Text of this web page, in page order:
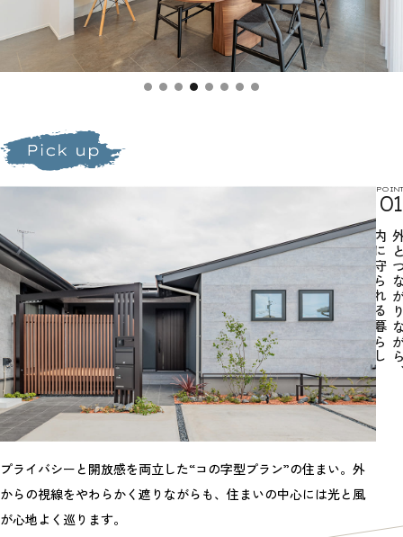
POINT
01
外とつ
内に守られる暮らし
プライバシーと開放感を両立した“コの字型プラン”の住まい。外
からの視線をやわらかく遮りながらも、住まいの中心には光と風
が心地よく巡ります。